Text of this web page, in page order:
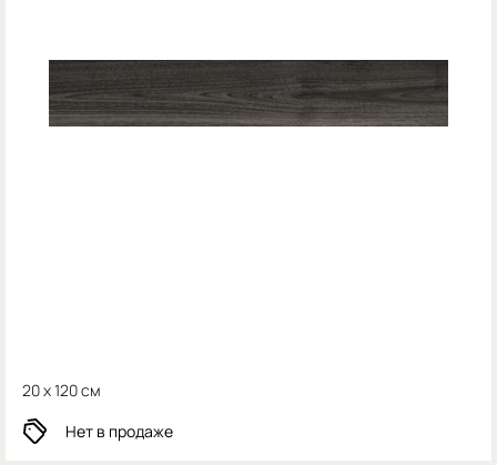
20 x 120 см
Нет в продаже